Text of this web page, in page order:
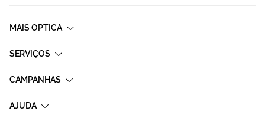
MAIS OPTICA
SERVIÇOS
CAMPANHAS
AJUDA